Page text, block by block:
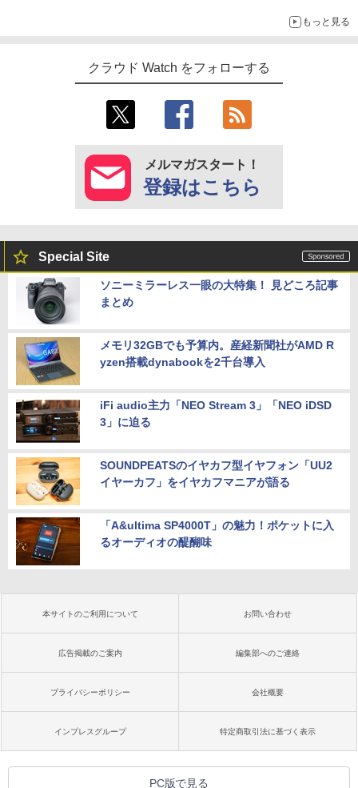
もっと見る
クラウド Watch をフォローする
メルマガスタート！
登録はこちら
Special Site
ソニーミラーレス一眼の大特集！ 見どころ記事
まとめ
メモリ32GBでも予算内。産経新聞社がAMD R
yzen搭載dynabookを2千台導入
iFi audio主力「NEO Stream 3」「NEO iDSD
3」に迫る
SOUNDPEATSのイヤカフ型イヤフォン「UU2
イヤーカフ」をイヤカフマニアが語る
「A&ultima SP4000T」の魅力！ポケットに入
るオーディオの醍醐味
本サイトのご利用について お問い合わせ
広告掲載のご案内 編集部へのご連絡
プライバシーポリシー 会社概要
インプレスグループ 特定商取引法に基づく表示
PC版で見る